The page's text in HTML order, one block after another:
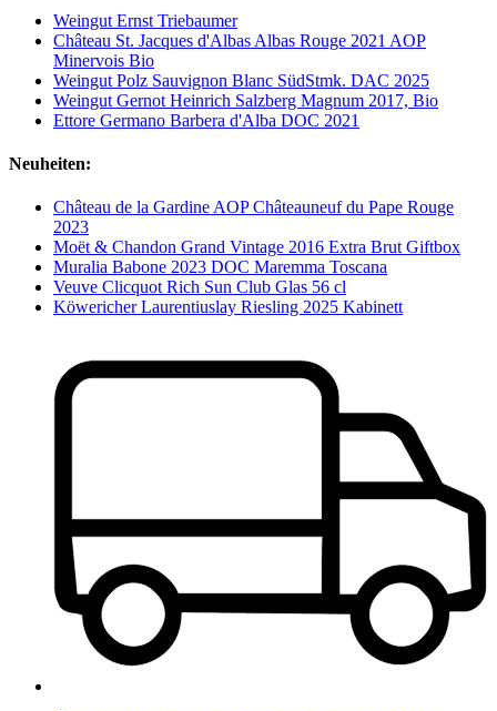
Weingut Ernst Triebaumer
Château St. Jacques d'Albas Albas Rouge 2021 AOP
Minervois Bio
Weingut Polz Sauvignon Blanc SüdStmk. DAC 2025
Weingut Gernot Heinrich Salzberg Magnum 2017, Bio
Ettore Germano Barbera d'Alba DOC 2021
Neuheiten:
Château de la Gardine AOP Châteauneuf du Pape Rouge
2023
Moët & Chandon Grand Vintage 2016 Extra Brut Giftbox
Muralia Babone 2023 DOC Maremma Toscana
Veuve Clicquot Rich Sun Club Glas 56 cl
Köwericher Laurentiuslay Riesling 2025 Kabinett